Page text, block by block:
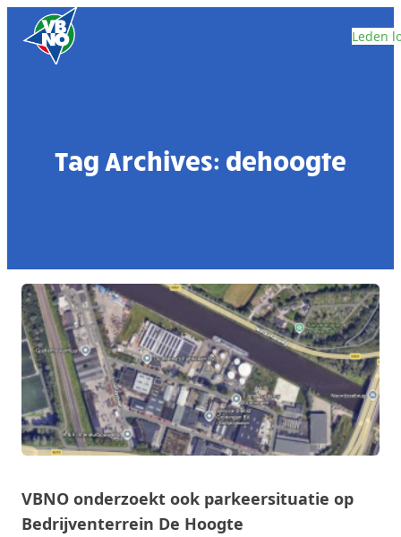
Skip to content
Leden
Tag Archives: dehoogte
VBNO onderzoekt ook parkeersituatie op
Bedrijventerrein De Hoogte